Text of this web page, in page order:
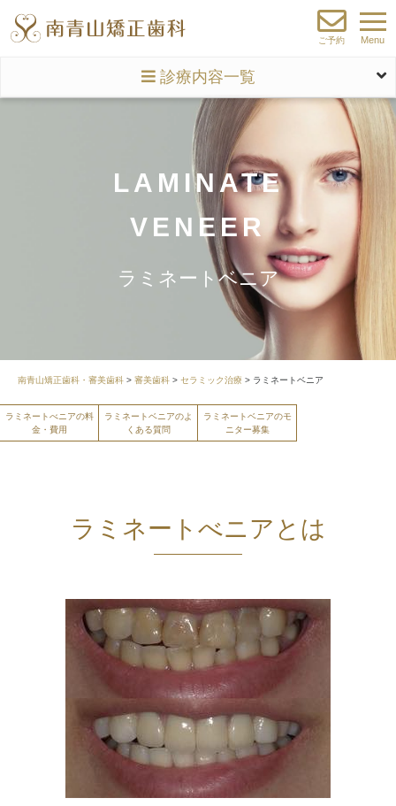
ご予約 Menu
診療内容一覧
LAMINATE
VENEER
ラミネートベニア
南青山矯正歯科・審美歯科 > 審美歯科 > セラミック治療 > ラミネートベニア
ラミネートべニアの料
金・費用
ラミネートベニアのよ
くある質問
ラミネートベニアのモ
ニター募集
ラミネートべニアとは